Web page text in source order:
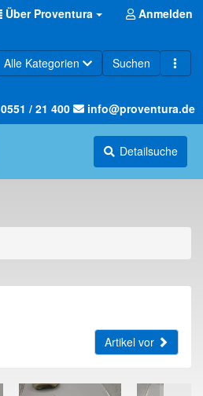
Über Proventura Anmelden
Alle Kategorien Suchen
0551 / 21 400 info@proventura.de
Detailsuche
Artikel vor